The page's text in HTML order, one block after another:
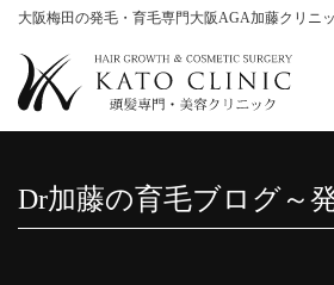
大阪梅田の発毛・育毛専門大阪AGA加藤クリニ
Dr加藤の育毛ブログ～